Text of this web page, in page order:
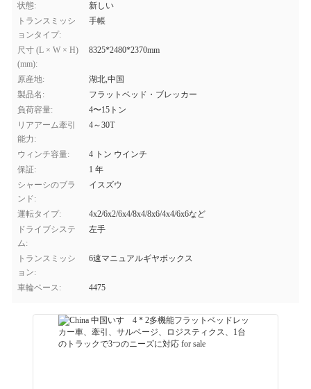
状態:
新しい
トランスミッシ
ョンタイプ:
手帳
尺寸 (L × W × H)
(mm):
8325*2480*2370mm
原産地:
湖北,中国
製品名:
フラットベッド・ブレッカー
負荷容量:
4〜15トン
リアアーム牽引
能力:
4～30T
ウィンチ容量:
4 トン ウインチ
保証:
1 年
シャーシのブラ
ンド:
イスズウ
運転タイプ:
4x2/6x2/6x4/8x4/8x6/4x4/6x6など
ドライブシステ
ム:
左手
トランスミッシ
ョン:
6速マニュアルギヤボックス
車輪ベース: 4475